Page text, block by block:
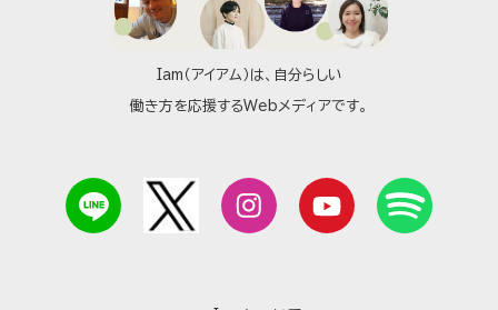
Iam（アイアム）は、自分らしい
働き方を応援するWebメディアです。